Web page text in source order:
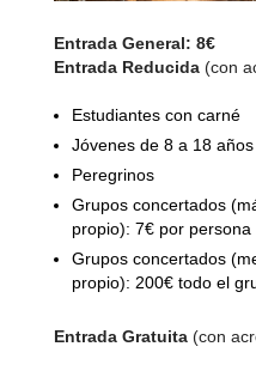
Entrada General: 8€
Entrada Reducida(con
Estudiantes con carné
Jóvenes de 8 a 18 años
Peregrinos
Grupos concertados
propio): 7€ por persona
Grupos concertados
propio): 200€ todo el
Entrada Gratuita(con